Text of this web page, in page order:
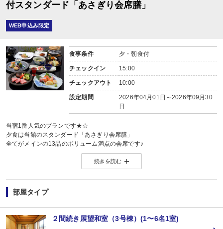
・夏季は18：30 or 19:00
※到着時間が18：00を過ぎる場合はご一報下さいませ。
■朝食：和朝食
※食事時間はチェックイン時に選択可能
・8：00 or 8:30
■食事処
食事処にパーテーションを設置し、半個室の空間。
仕切りを作ることで密を避け、安心してお召し上がりいただけます。
24時間源泉かけ流しが自慢です。
湯布院温泉とひと声でいっても、
その源泉によって泉質は様々ですが、
地元の方々にも絶賛されるほど上質な温泉です。
自家源泉のとろとろ温泉を24時間ご自由にお楽しみください。
◇貸切家族風呂：内湯2箇所
※洋室、2間続き展望和室には客室に温泉風呂がございませんのでご注意くださ
付スタンダード「あさぎり会席膳」
WEB申込み限定
食事条件 夕・朝食付
チェックイン 15:00
チェックアウト 10:00
設定期間
2026年04月01日～2026年09月30
日
当宿1番人気のプランです★☆
夕食は当館のスタンダード「あさぎり会席膳」
全てがメインの13品のボリューム満点の会席です♪
自慢の自家源泉100％かけ流しの温泉をお愉しみ下さい。
朝夕食事処でのご案内です。
食事処にはパーテーションを設置し、半個室の空間になっております。
仕切りを作ることで密を避け、安心してお召し上がりいただけます。
■夕食：「あさぎり会席膳」
メインがない、むしろ全ての品がメインの会席！
続きを読む
部屋タイプ
２間続き展望和室（3号棟）(1〜6名1室)